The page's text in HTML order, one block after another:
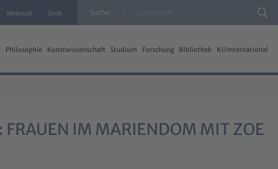
Webmail SInN Suche:
Philosophie Kunstwissenschaft Studium Forschung Bibliothek KU International
FRAUEN IM MARIENDOM MIT ZOE